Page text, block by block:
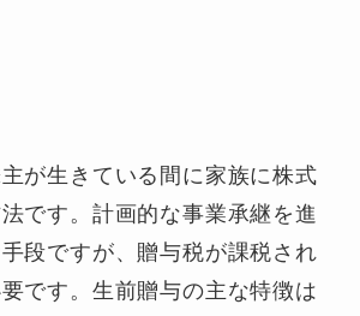
が生きている間に家族に株式
です。計画的な事業承継を進
段ですが、贈与税が課税され
です。生前贈与の主な特徴は